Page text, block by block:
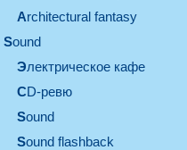
architectural fantasy
sound
электрическое кафе
CD-ревю
sound
Sound flashback